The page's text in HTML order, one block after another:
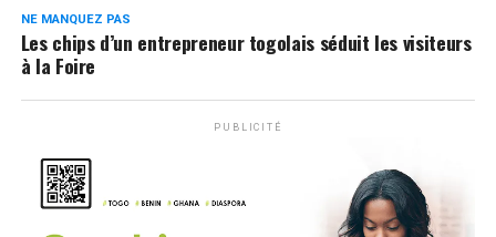
NE MANQUEZ PAS
Les chips d’un entrepreneur togolais séduit les visiteurs
à la Foire
PUBLICITÉ